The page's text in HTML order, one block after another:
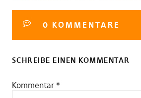
( Vergrößern
( Vergrößern
( Vergrößern
0 KOMMENTARE
SCHREIBE EINEN KOMMENTAR
Kommentar *